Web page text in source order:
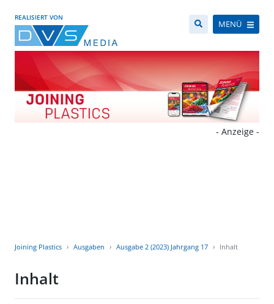
REALISIERT VON
MENÜ
- Anzeige -
Joining Plastics Ausgaben Ausgabe 2 (2023) Jahrgang 17 Inhalt
Inhalt